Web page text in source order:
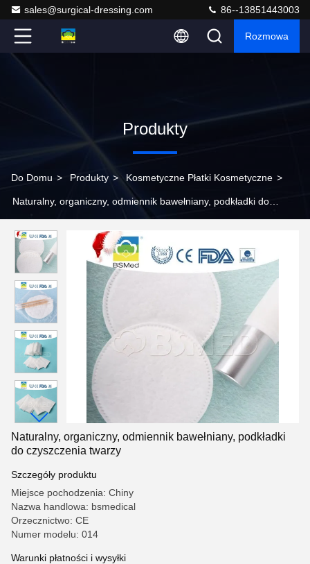
sales@surgical-dressing.com 86--13851443003
Rozmowa
Produkty
Do Domu > Produkty > Kosmetyczne Płatki Kosmetyczne >
Naturalny, organiczny, odmiennik bawełniany, podkładki do
Naturalny, organiczny, odmiennik bawełniany, podkładki
do czyszczenia twarzy
Szczegóły produktu
Miejsce pochodzenia: Chiny
Nazwa handlowa: bsmedical
Orzecznictwo: CE
Numer modelu: 014
Warunki płatności i wysyłki